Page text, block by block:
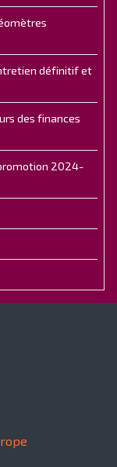
définitif et
des finances
2024-